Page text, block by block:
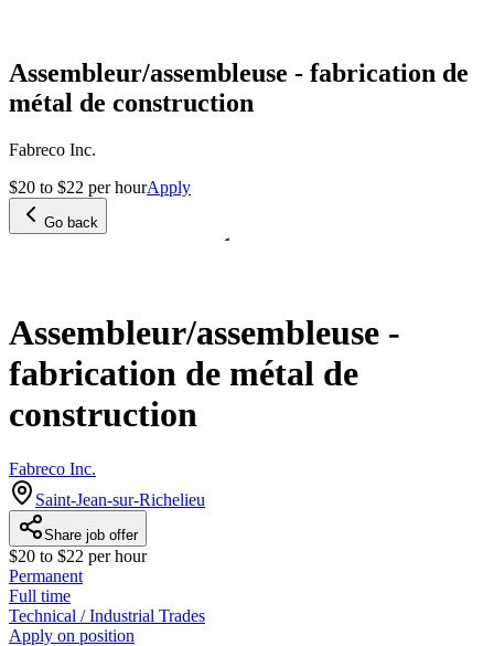
Assembleur/assembleuse - fabrication de
métal de construction
Fabreco Inc.
$20 to $22 per hourApply
Go back
Assembleur/assembleuse -
fabrication de métal de
construction
Fabreco Inc.
Saint-Jean-sur-Richelieu
Share job offer
$20 to $22 per hour
Permanent
Full time
Technical / Industrial Trades
Apply on position